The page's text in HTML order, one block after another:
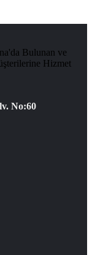
Bulunan ve
Hizmet
No:60